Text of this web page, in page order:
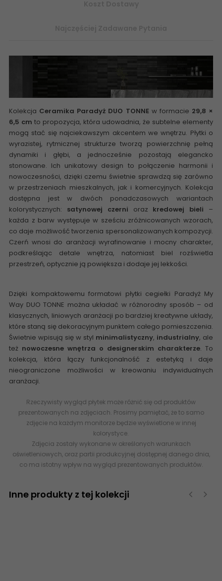
Kolekcja Ceramika Paradyż DUO TONNE w formacie 29,8 ×
6,5 cm to propozycja, która udowadnia, że subtelne elementy
mogą stać się najciekawszym akcentem we wnętrzu. Płytki o
wyrazistej, rytmicznej strukturze tworzą powierzchnię pełną
dynamiki i głębi, a jednocześnie pozostają elegancko
stonowane. Ich unikatowy design to połączenie harmonii i
nowoczesności, dzięki czemu świetnie sprawdzą się zarówno
w przestrzeniach mieszkalnych, jak i komercyjnych. Kolekcja
dostępna jest w dwóch ponadczasowych wariantach
kolorystycznych: satynowej czerni oraz kredowej bieli –
każda z barw występuje w sześciu zróżnicowanych wzorach,
co daje możliwość tworzenia spersonalizowanych kompozycji.
Czerń wnosi do aranżacji wyrafinowanie i mocny charakter,
podkreślając detale wnętrza, natomiast biel rozświetla
przestrzeń, optycznie ją powiększa i dodaje jej lekkości.
Dzięki kompaktowemu formatowi płytki cegiełki Paradyż My
Way DUO TONNE można układać w różnorodny sposób – od
klasycznych, liniowych aranżacji po bardziej kreatywne układy,
które staną się dekoracyjnym punktem całego pomieszczenia.
Świetnie wpisują się w styl minimalistyczny, industrialny, ale
też nowoczesne wnętrza o designerskim charakterze. To
kolekcja, która łączy funkcjonalność z estetyką i daje
nieograniczone możliwości w kreowaniu indywidualnych
aranżacji.
Rzeczywisty wygląd płytek może różnić się od produktów
prezentowanych na zdjęciach. Prosimy pamiętać, że to samo
zdjęcie na każdym monitorze będzie wyświetlone w innej
kolorystyce.
Zdjęcia zostały wykonane w określonych warunkach
oświetleniowych, oraz partii produkcyjnej dostępnej danego dnia,
co ma istotny wpływ na wygląd prezentowanych produktów.
Inne produkty z tej kolekcji